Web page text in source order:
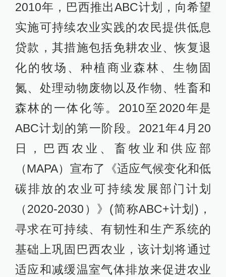
2010年，巴西推出ABC计划，向希望
实施可持续农业实践的农民提供低息
贷款，其措施包括免耕农业、恢复退
化的牧场、种植商业森林、生物固
氮、处理动物废物以及作物、牲畜和
森林的一体化等。2010至2020年是
ABC计划的第一阶段。2021年4月20
日，巴西农业、畜牧业和供应部
（MAPA）宣布了《适应气候变化和低
碳排放的农业可持续发展部门计划
（2020-2030）》(简称ABC+计划)，
寻求在可持续、有韧性和生产系统的
基础上巩固巴西农业，该计划将通过
适应和减缓温室气体排放来促进农业